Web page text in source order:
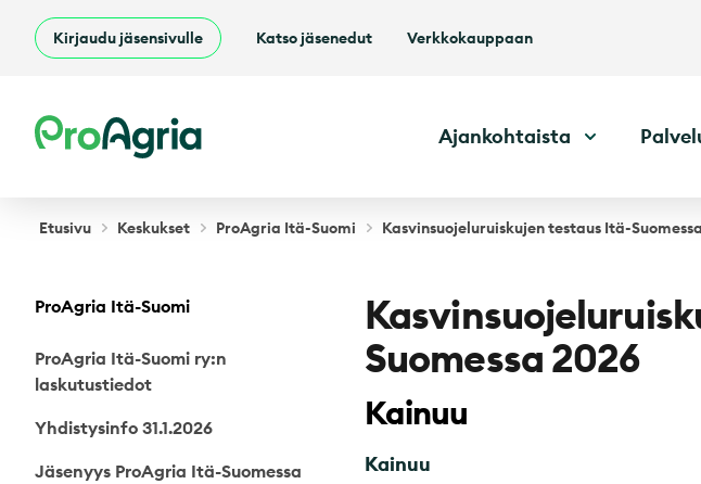
Kirjaudu jäsensivulle Katso jäsenedut Verkkokauppaan
ProAgria Ajankohtaista
Etusivu Keskukset ProAgria Itä-Suomi Kasvinsuojeluruiskujen testaus Itä-
ProAgria Itä-Suomi
ProAgria Itä-Suomi ry:n
laskutustiedot
Yhdistysinfo 31.1.2026
Jäsenyys ProAgria Itä-Suomessa
Suomessa 2026
Kainuu
Kainuu